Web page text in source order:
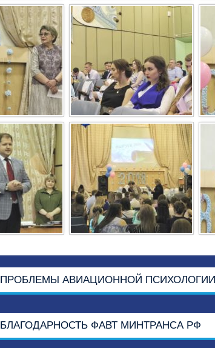
запись:
ПРОБЛЕМЫ АВИАЦИОННОЙ ПСИХОЛОГИИ
запись:
БЛАГОДАРНОСТЬ ФАВТ МИНТРАНСА РФ